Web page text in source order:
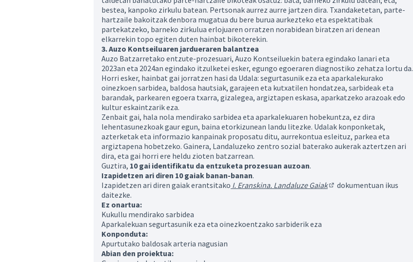
bestea, kanpoko zirkulu batean. Pertsonak aurrez aurre jartzen dira. Txandaketetan, parte-
hartzaile bakoitzak denbora mugatua du bere burua aurkezteko eta espektatibak
partekatzeko, barneko zirkulua erlojuaren orratzen norabidean biratzen ari denean
elkarrekin topo egiten duten hainbat bikoterekin.
3. Auzo Kontseiluaren jardueraren balantzea
Auzo Batzarretako entzute-prozesuari, Auzo Kontseiluekin batera egindako lanari eta
2023an eta 2024an egindako itzulketei esker, egungo egoeraren diagnostiko zehatza lortu da.
Horri esker, hainbat gai jorratzen hasi da Udala: segurtasunik eza eta aparkalekurako
oinezkoen sarbidea, baldosa hautsiak, garajeen eta kutxatilen hondatzea, sarbideak eta
barandak, parkearen egoera txarra, gizalegea, argiztapen eskasa, aparkatzeko arazoak edo
kultur eskaintzarik eza.
Zenbait gai, hala nola mendirako sarbidea eta aparkalekuaren hobekuntza, ez dira
lehentasunezkoak gaur egun, baina etorkizunean landu litezke. Udalak konponketak,
azterketak eta informazio kanpainak proposatu ditu, aurrekontua esleituz, parkea eta
argiztapena hobetzeko. Gainera, Landaluzeko zentro sozial baterako aukerak aztertzen ari
dira, eta gai horri ere heldu zioten batzarrean.
Guztira, 10 gai identifikatu da entzuketa prozesuan auzoan.
Izapidetzen ari diren 10 gaiak banan-banan.
Izapidetzen ari diren gaiak erantsitako I. Eranskina. Landaluze Gaiak
dokumentuan ikus
daitezke.
Ez onartua:
Kukullu mendirako sarbidea
Aparkalekuan segurtasunik eza eta oinezkoentzako sarbiderik eza
Konponduta:
Apurtutako baldosak arteria nagusian
Abian den proiektua: